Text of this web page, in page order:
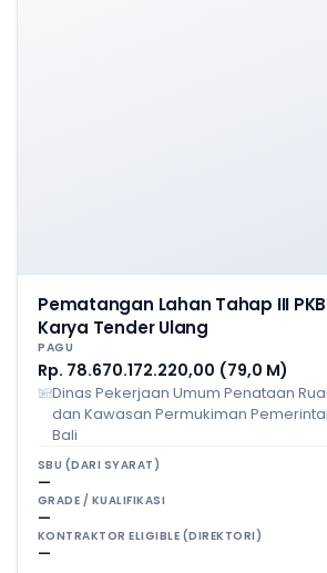
Pematangan Lahan Tahap III
Karya Tender Ulang
PAGU
Rp. 78.670.172.220,00 (79,0 M)
Dinas Pekerjaan Umum Penataan
dan Kawasan Permukiman
Bali
SBU (DARI SYARAT)
—
GRADE / KUALIFIKASI
—
KONTRAKTOR ELIGIBLE (DIREKTORI)
—